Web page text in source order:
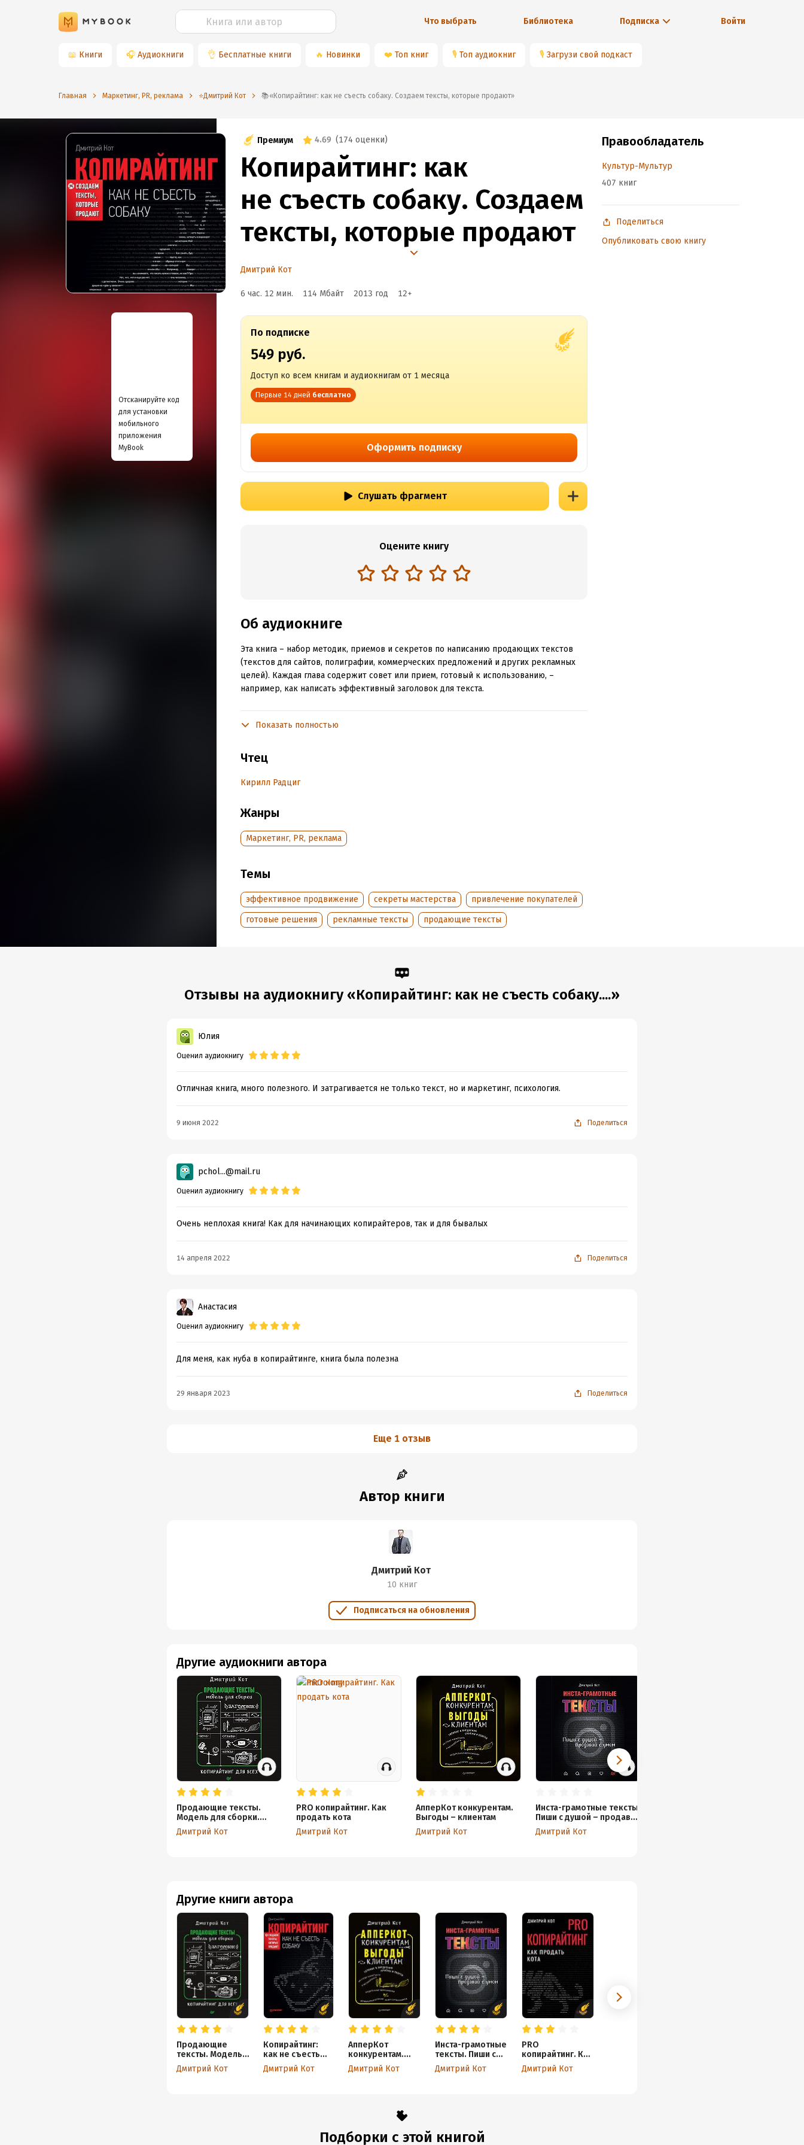
Что выбрать Библиотека Подписка Войти
📖 Книги 🎧 Аудиокниги 👌 Бесплатные книги 🔥 Новинки ❤️ Топ книг 🎙 Топ аудиокниг 🎙 Загрузи свой подкаст
Главная Маркетинг, PR, реклама ⭐️Дмитрий Кот 📚«Копирайтинг: как не съесть собаку. Создаем тексты, которые продают»
Отсканируйте код
для установки
мобильного
приложения
MyBook
Премиум 4.69 (174 оценки)
Копирайтинг: как
не съесть собаку. Создаем
тексты, которые продают
Дмитрий Кот
6 час. 12 мин. 114 Мбайт 2013 год 12+
По подписке
549 руб.
Доступ ко всем книгам и аудиокнигам от 1 месяца
Первые 14 дней бесплатно
Оформить подписку
Слушать фрагмент
Оцените книгу
Об аудиокниге
Эта книга – набор методик, приемов и секретов по написанию продающих текстов
(текстов для сайтов, полиграфии, коммерческих предложений и других рекламных
целей). Каждая глава содержит совет или прием, готовый к использованию, –
например, как написать эффективный заголовок для текста.
или секрет и внедряет его. Весь материал издания построен на успешном личном
рекламных текстов.
Дата написания:
Год издания:2013
Показать полностью
Чтец
Кирилл Радциг
Жанры
Маркетинг, PR, реклама
Темы
эффективное продвижение секреты мастерства
привлечение покупателей
готовые решения
рекламные тексты продающие тексты
Правообладатель
Культур-Мультур
407 книг
Поделиться
Опубликовать свою книгу
Отзывы на аудиокнигу «Копирайтинг: как не съесть собаку....»
Юлия
Оценил аудиокнигу
Отличная книга, много полезного. И затрагивается не только текст, но и маркетинг, психология.
9 июня 2022 Поделиться
pchol...@mail.ru
Оценил аудиокнигу
Очень неплохая книга! Как для начинающих копирайтеров, так и для бывалых
14 апреля 2022 Поделиться
Анастасия
Оценил аудиокнигу
Для меня, как нуба в копирайтинге, книга была полезна
29 января 2023 Поделиться
Еще 1 отзыв
Автор книги
Дмитрий Кот
10 книг
Подписаться на обновления
Другие книги автора
Продающие
тексты. Модель
для сборки.
Копирайтинг для
Дмитрий Кот
Копирайтинг:
как не съесть
собаку. Создаем
тексты, которые
Дмитрий Кот
АпперКот
конкурентам.
Выгоды –
клиентам
Дмитрий Кот
Инста-грамотные
тексты. Пиши с
душой –
продавай с умом
Дмитрий Кот
PRO
копирайтинг. Как
продать кота
Дмитрий Кот
Другие аудиокниги автора
Продающие тексты.
Модель для сборки.
Копирайтинг для всех
Дмитрий Кот
PRO копирайтинг. Как
продать кота
Дмитрий Кот
АпперКот конкурентам.
Выгоды – клиентам
Дмитрий Кот
Инста-грамотные тексты.
Пиши с душой – продавай
с умом
Дмитрий Кот
Подборки с этой книгой